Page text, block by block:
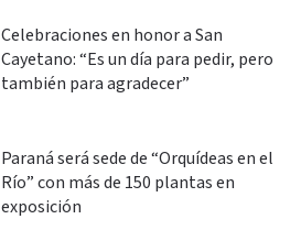
Celebraciones en honor a San
Cayetano: “Es un día para pedir, pero
también para agradecer”
Paraná será sede de “Orquídeas en el
Río” con más de 150 plantas en
exposición